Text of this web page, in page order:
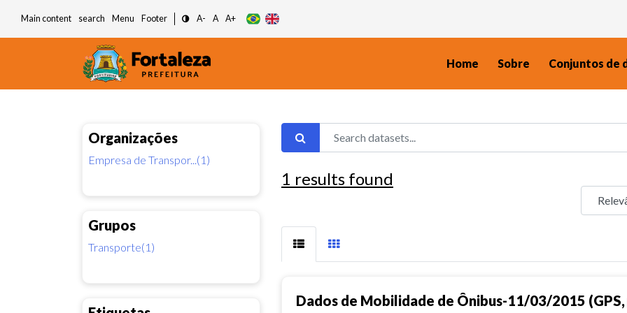
Main content search Menu Footer A- A A+
Home Sobre Conjuntos de
Organizações
Empresa de Transpor...(1)
Grupos
Transporte(1)
1 results found
Dados de Mobilidade de Ônibus-11/03/2015